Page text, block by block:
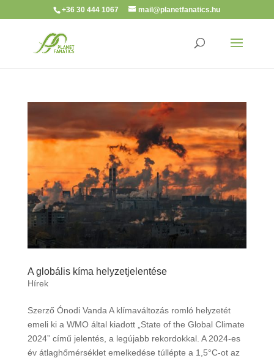
+36 30 444 1067 mail@planetfanatics.hu
A globális kíma helyzetjelentése
Hírek
Szerző Ónodi Vanda A klímaváltozás romló helyzetét
emeli ki a WMO által kiadott „State of the Global Climate
2024” című jelentés, a legújabb rekordokkal. A 2024-es
év átlaghőmérséklet emelkedése túllépte a 1,5°C-ot az